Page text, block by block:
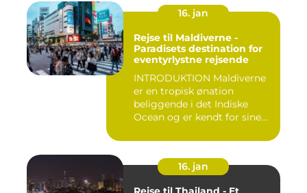
16. jan
Rejse til Maldiverne -
Paradisets destination for
eventyrlystne rejsende
INTRODUKTION Maldiverne
er en tropisk ønation
beliggende i det Indiske
Ocean og er kendt for sine
16. jan